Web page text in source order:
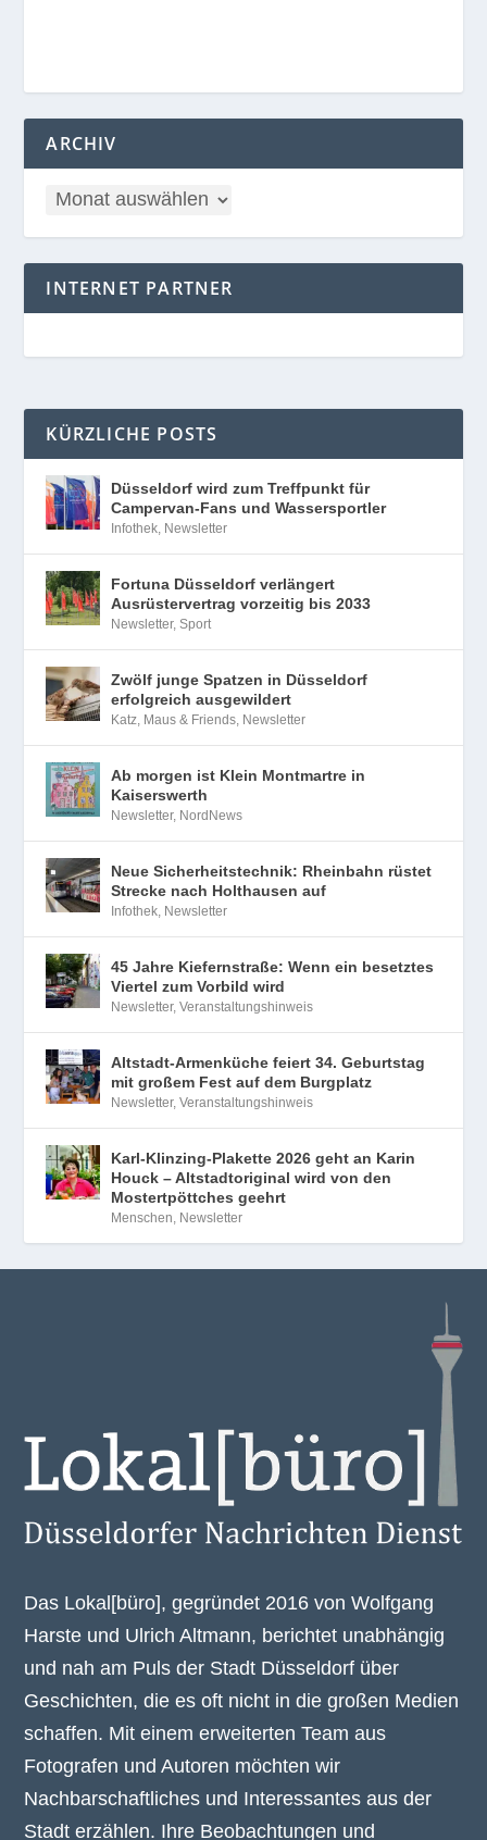
ARCHIV
INTERNET PARTNER
KÜRZLICHE POSTS
Düsseldorf wird zum Treffpunkt für
Campervan-Fans und Wassersportler
Infothek, Newsletter
Fortuna Düsseldorf verlängert
Ausrüstervertrag vorzeitig bis 2033
Newsletter,Sport
Zwölf junge Spatzen in Düsseldorf
erfolgreich ausgewildert
Katz, Maus & Friends, Newsletter
Ab morgen ist Klein Montmartre in
Kaiserswerth
Newsletter, NordNews
Neue Sicherheitstechnik: Rheinbahn rüstet
Strecke nach Holthausen auf
Infothek, Newsletter
45 Jahre Kiefernstraße: Wenn ein besetztes
Viertel zum Vorbild wird
Newsletter,Veranstaltungshinweis
Altstadt-Armenküche feiert 34. Geburtstag
mit großem Fest auf dem Burgplatz
Newsletter,Veranstaltungshinweis
Karl-Klinzing-Plakette 2026 geht an Karin
Houck – Altstadtoriginal wird von den
Mostertpöttches geehrt
Menschen, Newsletter
Das Lokal[büro], gegründet 2016 von Wolfgang
Harste und Ulrich Altmann, berichtet unabhängig
und nah am Puls der Stadt Düsseldorf über
Geschichten, die es oft nicht in die großen Medien
schaffen. Mit einem erweiterten Team aus
Fotografen und Autoren möchten wir
Nachbarschaftliches und Interessantes aus der
Stadt erzählen. Ihre Beobachtungen und